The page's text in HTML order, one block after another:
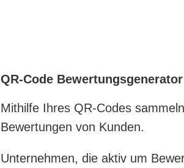
QR-Code Bewertungsgenerator
Mithilfe Ihres QR-Codes
Bewertungen von Kunden.
Unternehmen, die aktiv um